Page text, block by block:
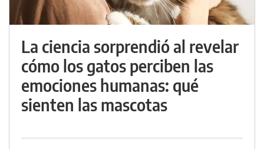
La ciencia sorprendió al revelar
cómo los gatos perciben las
emociones humanas: qué
sienten las mascotas